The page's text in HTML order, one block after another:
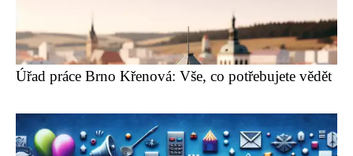
Úřad práce Brno Křenová: Vše, co potřebujete vědět